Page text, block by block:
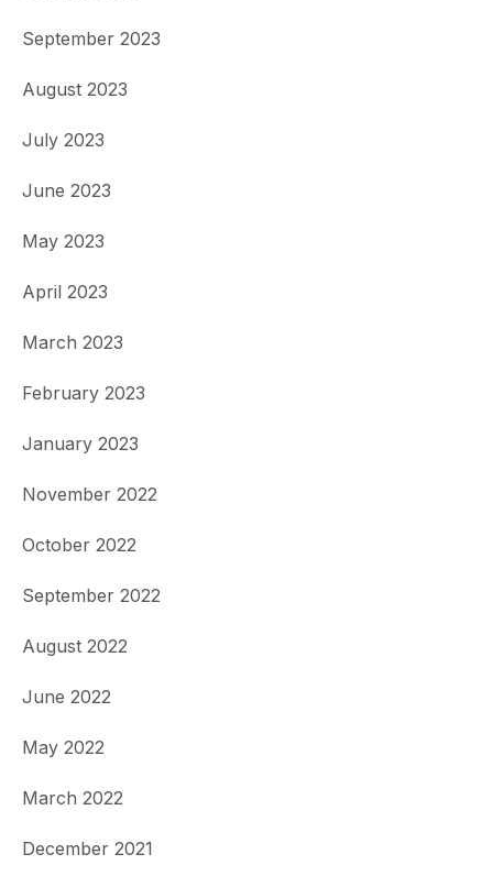
September 2023
August 2023
July 2023
June 2023
May 2023
April 2023
March 2023
February 2023
January 2023
November 2022
October 2022
September 2022
August 2022
June 2022
May 2022
March 2022
December 2021